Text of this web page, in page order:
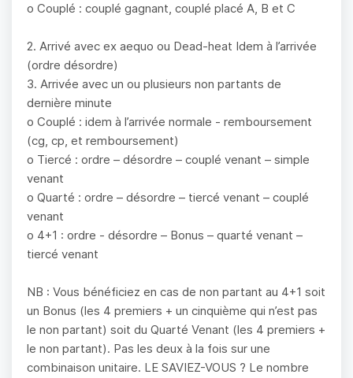
o Couplé : couplé gagnant, couplé placé A, B et C
2. Arrivé avec ex aequo ou Dead-heat Idem à l’arrivée
(ordre désordre)
3. Arrivée avec un ou plusieurs non partants de
dernière minute
o Couplé : idem à l’arrivée normale - remboursement
(cg, cp, et remboursement)
o Tiercé : ordre – désordre – couplé venant – simple
venant
o Quarté : ordre – désordre – tiercé venant – couplé
venant
o 4+1 : ordre - désordre – Bonus – quarté venant –
tiercé venant
NB : Vous bénéficiez en cas de non partant au 4+1 soit
un Bonus (les 4 premiers + un cinquième qui n’est pas
le non partant) soit du Quarté Venant (les 4 premiers +
le non partant). Pas les deux à la fois sur une
combinaison unitaire. LE SAVIEZ-VOUS ? Le nombre